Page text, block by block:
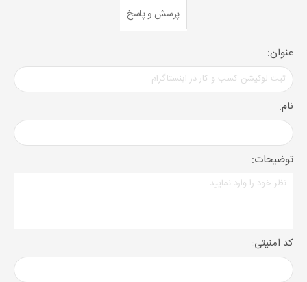
پرسش و پاسخ
عنوان:
نام:
توضیحات:
کد امنیتی: